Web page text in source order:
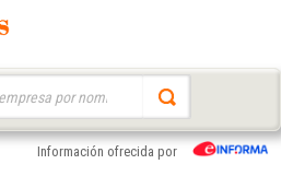
Información ofrecida por